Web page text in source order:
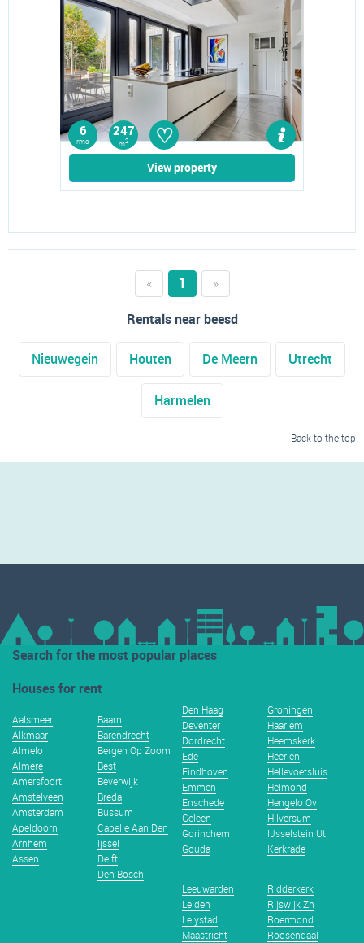
6
rms
247
m2 ♡
View property
« 1
»
Rentals near beesd
Nieuwegein Houten De Meern Utrecht
Harmelen
Back to the top
Search for the most popular places
Houses for rent
Aalsmeer
Alkmaar
Almelo
Almere
Amersfoort
Amstelveen
Amsterdam
Apeldoorn
Arnhem
Assen
Baarn
Barendrecht
Bergen Op Zoom
Best
Beverwijk
Breda
Bussum
Capelle Aan Den
Ijssel
Delft
Den Bosch
Den Haag
Deventer
Dordrecht
Ede
Eindhoven
Emmen
Enschede
Geleen
Gorinchem
Gouda
Groningen
Haarlem
Heemskerk
Heerlen
Hellevoetsluis
Helmond
Hengelo Ov
Hilversum
IJsselstein Ut.
Kerkrade
Leeuwarden
Leiden
Lelystad
Maastricht
Ridderkerk
Rijswijk Zh
Roermond
Roosendaal